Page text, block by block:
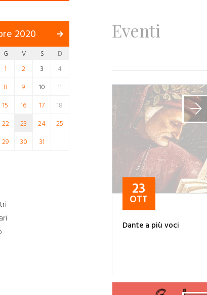
2020
G V S
D
1
2 3
4
8 9 10
11
15 16 17
18
22 23 24
25
29 30 31
Eventi
23
OTT
Dante a più voci